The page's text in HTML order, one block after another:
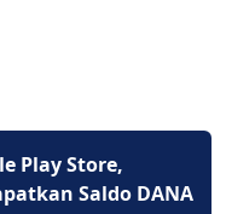
Play Store,
Saldo DANA